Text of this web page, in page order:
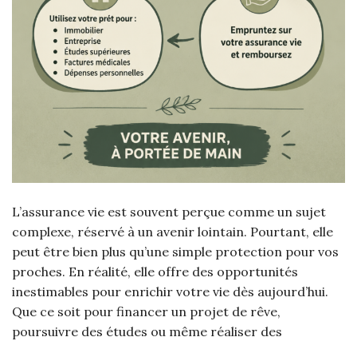
L’assurance vie est souvent perçue comme un sujet
complexe, réservé à un avenir lointain. Pourtant, elle
peut être bien plus qu’une simple protection pour vos
proches. En réalité, elle offre des opportunités
inestimables pour enrichir votre vie dès aujourd’hui.
Que ce soit pour financer un projet de rêve,
poursuivre des études ou même réaliser des